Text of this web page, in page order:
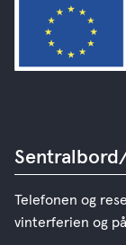
Telefonen og
vinterferien og